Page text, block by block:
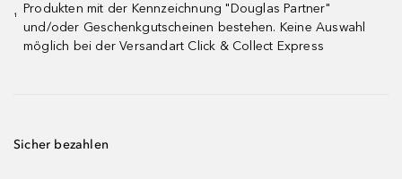
¹
Produkten mit der Kennzeichnung "Douglas Partner"
und/oder Geschenkgutscheinen bestehen. Keine Auswahl
möglich bei der Versandart Click & Collect Express
Sicher bezahlen